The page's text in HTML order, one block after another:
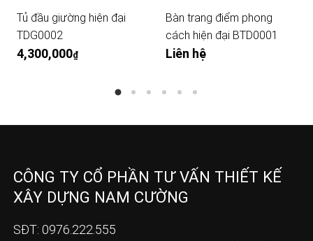
Tủ đầu giường hiện đại
TDG0002
4,300,000₫
Bàn trang điểm phong
cách hiện đại BTD0001
Liên hệ
CÔNG TY CỔ PHẦN TƯ VẤN THIẾT KẾ
XÂY DỰNG NAM CƯỜNG
SĐT: 0976.222.555